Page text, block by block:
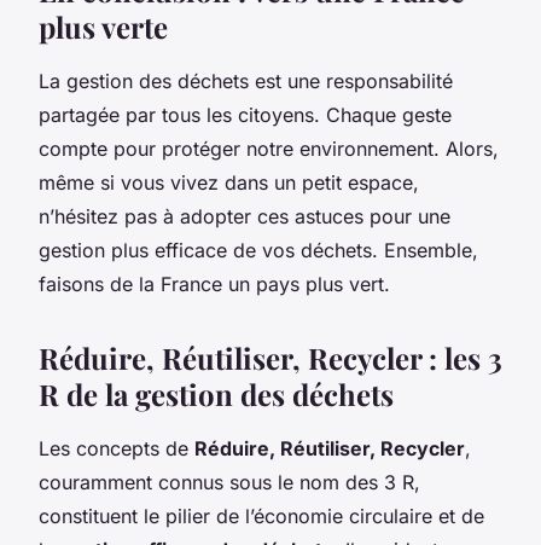
plus verte
La gestion des déchets est une responsabilité
partagée par tous les citoyens. Chaque geste
compte pour protéger notre environnement. Alors,
même si vous vivez dans un petit espace,
n’hésitez pas à adopter ces astuces pour une
gestion plus efficace de vos déchets. Ensemble,
faisons de la France un pays plus vert.
Réduire, Réutiliser, Recycler : les 3
R de la gestion des déchets
Les concepts de Réduire, Réutiliser, Recycler,
couramment connus sous le nom des 3 R,
constituent le pilier de l’économie circulaire et de